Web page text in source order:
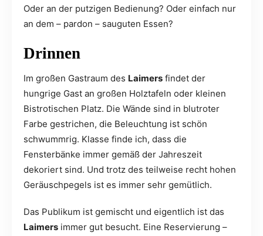
Oder an der putzigen Bedienung? Oder einfach nur
an dem – pardon – sauguten Essen?
Drinnen
Im großen Gastraum des Laimers findet der
hungrige Gast an großen Holztafeln oder kleinen
Bistrotischen Platz. Die Wände sind in blutroter
Farbe gestrichen, die Beleuchtung ist schön
schwummrig. Klasse finde ich, dass die
Fensterbänke immer gemäß der Jahreszeit
dekoriert sind. Und trotz des teilweise recht hohen
Geräuschpegels ist es immer sehr gemütlich.
Das Publikum ist gemischt und eigentlich ist das
Laimers immer gut besucht. Eine Reservierung –